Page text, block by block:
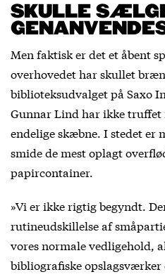
SKULLE
Men faktisk er det et åbent
overhovedet har skullet
biblioteksudvalget på Saxo
Gunnar Lind har ikke truffet
endelige skæbne. I stedet er
smide de mest oplagt
papircontainer.
»Vi er ikke rigtig begyndt.
rutineudskillelse af
vores normale vedligehold,
bibliografiske opslagsværker